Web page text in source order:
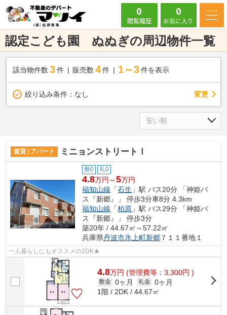
0
閲覧履歴
0
お気に入り
認定こども園 ぬぬぎの周辺物件一覧
該当物件数 3件 販売数 4 件 1～3 件を表示
絞り込み条件： なし 変更
賃貸 | アパート ミニョンストリートⅠ
敷0 礼0
4.8万円～5万円
福知山線 「石生 」駅 バス20分 「神姫バ
ス『新郷』」 停歩3分車8分 4.3km
福知山線 「柏原 」駅 バス29分 「神姫バ
ス『新郷』」 停歩3分
築20年 / 44.67㎡～57.22㎡
兵庫県丹波市氷上町新郷 ７１１番地１
一人暮らしにもオススメの2DK★
4.8万円 (管理費等：3,300円 )
敷金 0ヶ月 礼金 0ヶ月
1階 / 2DK / 44.67㎡